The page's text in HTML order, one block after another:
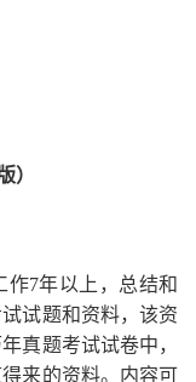
）
作7年以上，总结和
试题和资料，该资
年真题考试试卷中，
来的资料。内容可